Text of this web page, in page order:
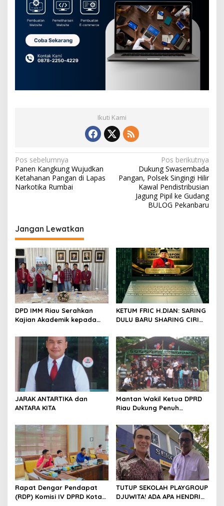
Ikuti Kami
N
a
v
a
s
i
p
o
s
Pos sebelumnya
Panen Kangkung Wujudkan
Ketahanan Pangan di Lapas
Narkotika Rumbai
Pos berikutnya
Dukung Swasembada
Pangan, Polsek Singingi Hilir
Kawal Pendistribusian
Jagung Pipil ke Gudang
BULOG Pekanbaru
Jangan Lewatkan
DPD IMM Riau Serahkan
Kajian Akademik kepada
Keadilan bagi Provinsi Riau
KETUM FRIC H.DIAN: SARING
DULU BARU SHARING CIRI
SOSIAL
JARAK ANTARTIKA dan
ANTARA KITA
Mantan Wakil Ketua DPRD
Riau Dukung Penuh
Perjuangan Lahirnya
Kabupaten Kepulauan
Meranti
Rapat Dengar Pendapat
(RDP) Komisi IV DPRD Kota
TUTUP SEKOLAH PLAYGROUP
DJUWITA! ADA APA HENDRI